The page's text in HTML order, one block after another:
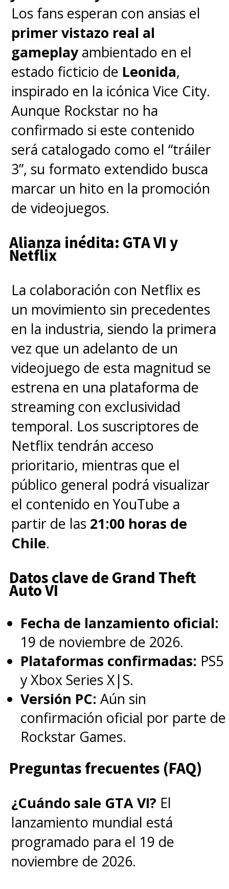
Los fans esperan con ansias el
primer vistazo real al
gameplayambientado en el
estado ficticio de Leonida,
inspirado en la icónica Vice City.
Aunque Rockstar no ha
confirmado si este contenido
será catalogado como el “tráiler
3”, su formato extendido busca
marcar un hito en la promoción
de videojuegos.
Alianza inédita: GTA VI y
Netflix
La colaboración con Netflix es
un movimiento sin precedentes
en la industria, siendo la primera
vez que un adelanto de un
videojuego de esta magnitud se
estrena en una plataforma de
streaming con exclusividad
temporal. Los suscriptores de
Netflix tendrán acceso
prioritario, mientras que el
público general podrá visualizar
el contenido en YouTube a
partir de las 21:00 horas de
Chile.
Datos clave de Grand Theft
Auto VI
Fecha de lanzamiento oficial:
19 de noviembre de 2026.
Plataformas confirmadas: PS5
y Xbox Series X|S.
Versión PC: Aún sin
confirmación oficial por parte de
Rockstar Games.
Preguntas frecuentes (FAQ)
¿Cuándo sale GTA VI? El
lanzamiento mundial está
programado para el 19 de
noviembre de 2026.